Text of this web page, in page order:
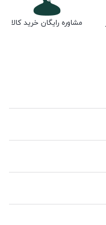
مشاوره رایگان خرید کالا